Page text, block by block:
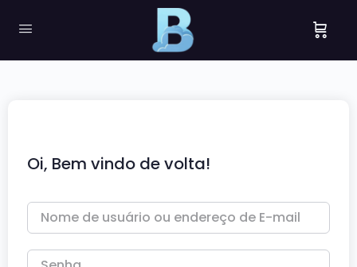
Oi, Bem vindo de volta!